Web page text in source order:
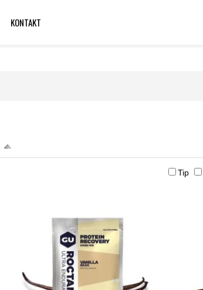
KONTAKT
Tip